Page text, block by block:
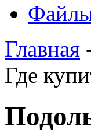
Главная
Где